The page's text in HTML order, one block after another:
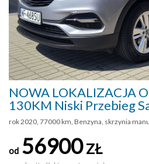
NOWA LOKALIZACJA
130KM Niski Przebieg
rok 2020, 77000 km, Benzyna, skrzynia
od 56900ZŁ